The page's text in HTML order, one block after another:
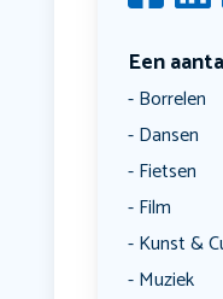
Een
Borrelen
Dansen
Fietsen
Film
Kunst &
Muziek